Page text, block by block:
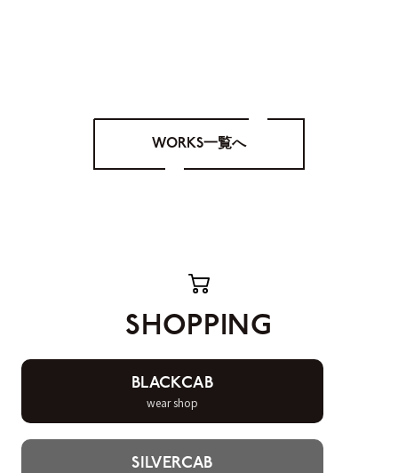
WORKS一覧へ
SHOPPING
BLACKCAB
wear shop
SILVERCAB